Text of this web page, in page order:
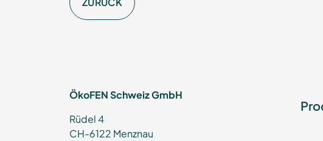
ÖkoFEN Schweiz GmbH
Rüdel 4
CH-6122 Menznau